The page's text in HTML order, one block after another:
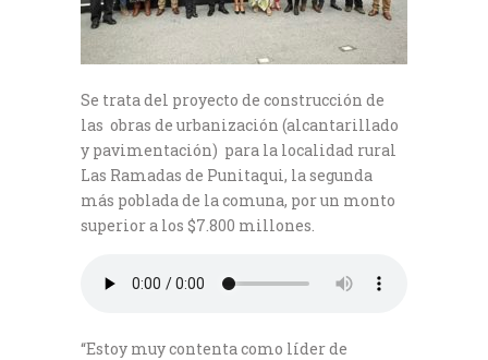
Se trata del proyecto de construcción de
las obras de urbanización (alcantarillado
y pavimentación) para la localidad rural
Las Ramadas de Punitaqui, la segunda
más poblada de la comuna, por un monto
superior a los $7.800 millones.
“Estoy muy contenta como líder de